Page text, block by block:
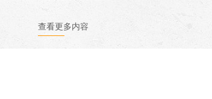
查看更多内容